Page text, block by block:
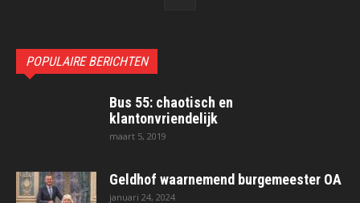
POPULAIRE BERICHTEN
Bus 55: chaotisch en
klantonvriendelijk
maart 5, 2019
Geldhof waarnemend burgemeester OA
januari 24, 2024